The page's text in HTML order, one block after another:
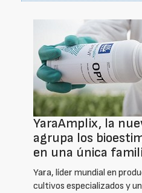
YaraAmplix, la
agrupa los
en una única
Yara, líder mundial en
cultivos especializados y